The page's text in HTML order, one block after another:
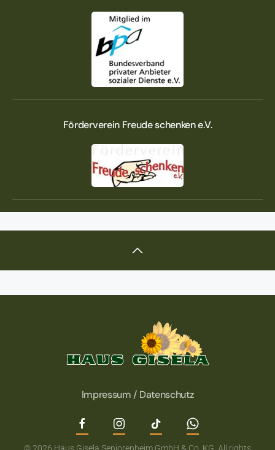
Förderverein Freude schenken e.V.
Impressum / Datenschutz
©2026 Haus Gisela Seniorenheim GmbH & Co. KG. All rights